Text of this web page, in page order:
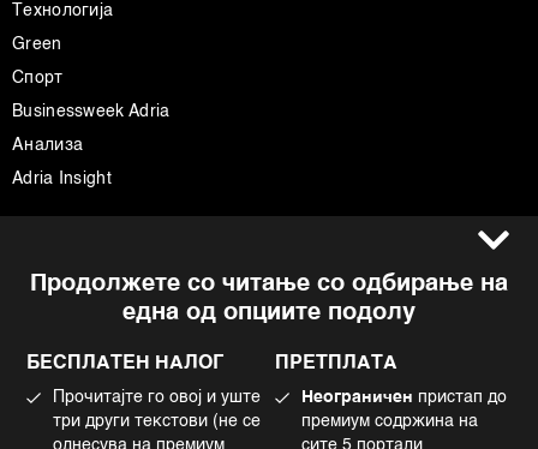
Продолжете со читање со одбирање на
една од опциите подолу
БЕСПЛАТЕН НАЛОГ
Прочитајте го овој и уште
три други текстови (не се
однесува на премиум
ПРЕТПЛАТА
Неограничен пристап до
премиум содржина на
сите 5 портали
Технологија
Green
Спорт
Businessweek Adria
Анализа
Adria Insight
Импресум
Политика на приватност
Употреба на вештачка интелигенција
Facebook
Instagram
Tiktok